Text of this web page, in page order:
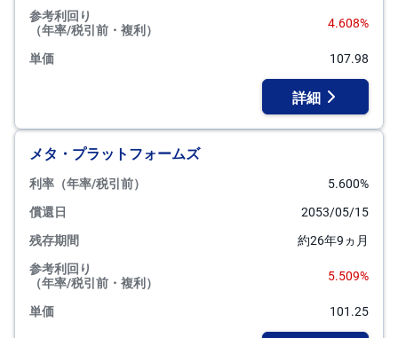
参考利回り
（年率/税引前・複利）
4.608%
単価
107.98
詳細
メタ・プラットフォームズ
利率（年率/税引前）
5.600%
償還日
2053/05/15
残存期間
約26年9ヵ月
参考利回り
（年率/税引前・複利）
5.509%
単価
101.25